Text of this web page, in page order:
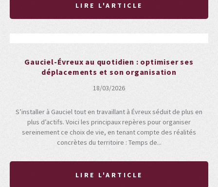
LIRE L'ARTICLE
Gauciel-Évreux au quotidien : optimiser ses
déplacements et son organisation
18/03/2026
S’installer à Gauciel tout en travaillant à Évreux séduit de plus en
plus d’actifs. Voici les principaux repères pour organiser
sereinement ce choix de vie, en tenant compte des réalités
concrètes du territoire : Temps de...
LIRE L'ARTICLE